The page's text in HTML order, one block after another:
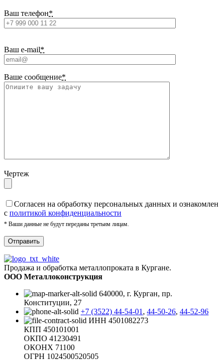
Ваш телефон*
Ваш e-mail*
Ваше сообщение*
Чертеж
Cогласен на обработку персональных данных и ознакомлен
с политикой конфиденциальности
* Ваши данные не будут переданы третьим лицам.
Продажа и обработка металлопроката в Кургане.
ООО Металлоконструкция
640000, г. Курган, пр.
Конституции, 27
+7 (3522) 44-54-01 , 44-50-26, 44-52-96
ИНН 4501082273
КПП 450101001
ОКПО 41230491
ОКОНХ 71100
ОГРН 1024500520505